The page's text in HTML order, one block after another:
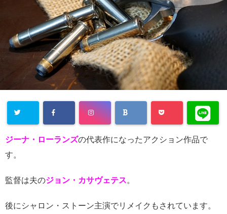
ジーナ・ローランズの代表作になったアクション作品で
す。
監督は夫のジョン・カサヴェテス。
後にシャロン・ストーン主演でリメイクもされています。